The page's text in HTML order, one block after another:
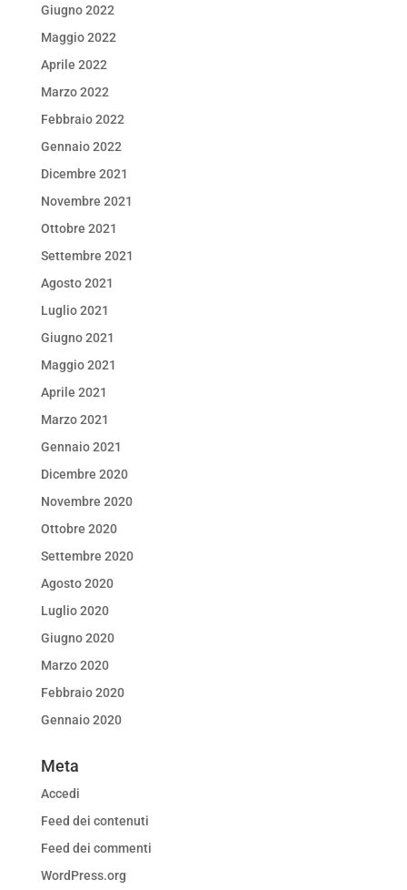
Giugno 2022
Maggio 2022
Aprile 2022
Marzo 2022
Febbraio 2022
Gennaio 2022
Dicembre 2021
Novembre 2021
Ottobre 2021
Settembre 2021
Agosto 2021
Luglio 2021
Giugno 2021
Maggio 2021
Aprile 2021
Marzo 2021
Gennaio 2021
Dicembre 2020
Novembre 2020
Ottobre 2020
Settembre 2020
Agosto 2020
Luglio 2020
Giugno 2020
Marzo 2020
Febbraio 2020
Gennaio 2020
Meta
Accedi
Feed dei contenuti
Feed dei commenti
WordPress.org